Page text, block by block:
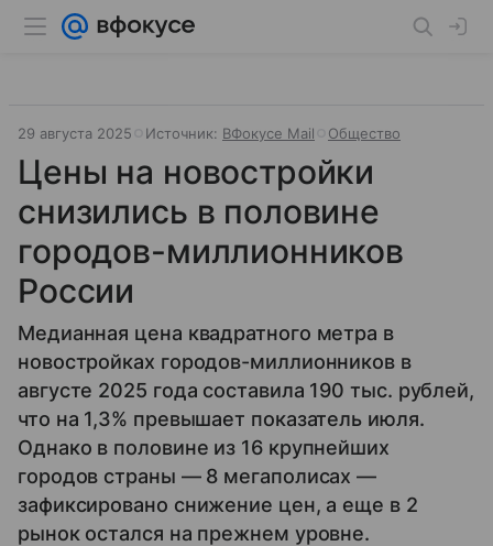
29 августа 2025 Источник: ВФокусе Mail Общество
Цены на новостройки
снизились в половине
городов-миллионников
России
Медианная цена квадратного метра в
новостройках городов-миллионников в
августе 2025 года составила 190 тыс. рублей,
что на 1,3% превышает показатель июля.
Однако в половине из 16 крупнейших
городов страны — 8 мегаполисах —
зафиксировано снижение цен, а еще в 2
рынок остался на прежнем уровне.